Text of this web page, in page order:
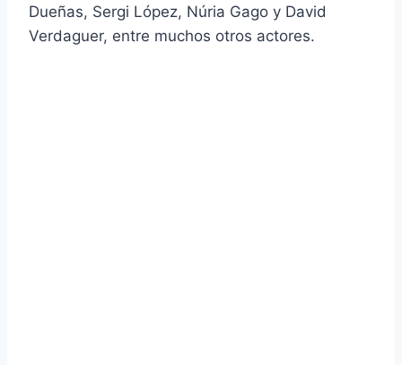
Dueñas, Sergi López, Núria Gago y David
Verdaguer, entre muchos otros actores.